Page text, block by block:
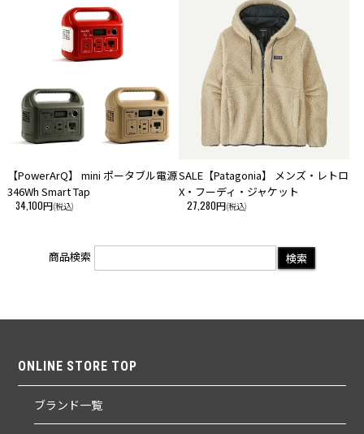
【PowerArQ】 mini ポータブル電源
346Wh Smart Tap
34,100円(税込)
SALE【Patagonia】 メンズ・レトロ
X・フーディ・ジャケット
27,280円(税込)
商品検索
ONLINE STORE TOP
ブランド一覧